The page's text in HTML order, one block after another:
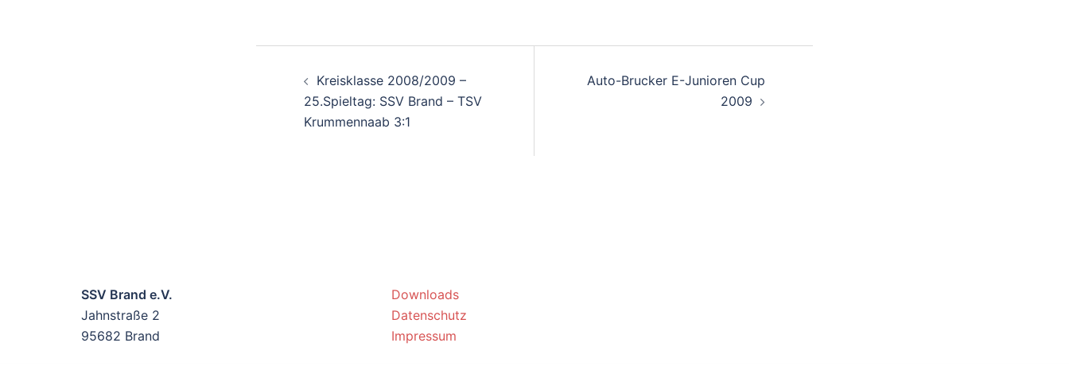
Kreisklasse 2008/2009 –
25.Spieltag: SSV Brand – TSV
Krummennaab 3:1
Auto-Brucker E-Junioren Cup
2009
SSV Brand e.V.
Jahnstraße 2
95682 Brand
Downloads
Datenschutz
Impressum